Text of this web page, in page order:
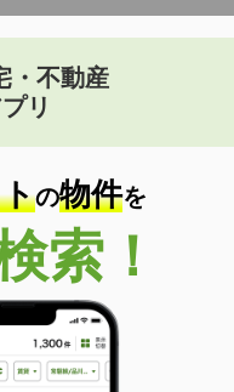
・不動産
リ
の物件を
索！